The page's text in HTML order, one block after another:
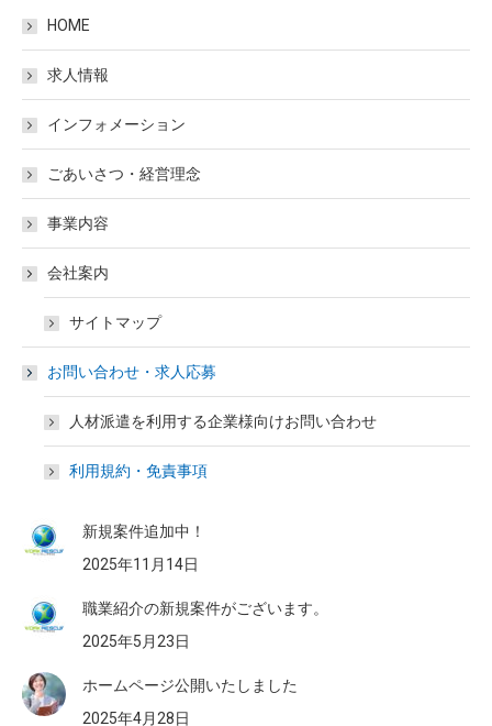
HOME
求人情報
インフォメーション
ごあいさつ・経営理念
事業内容
会社案内
サイトマップ
お問い合わせ・求人応募
人材派遣を利用する企業様向けお問い合わせ
利用規約・免責事項
新規案件追加中！
2025年11月14日
職業紹介の新規案件がございます。
2025年5月23日
ホームページ公開いたしました
2025年4月28日